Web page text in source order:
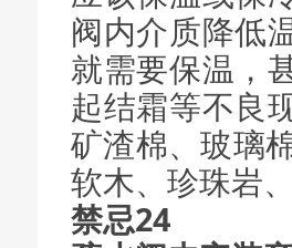
阀内介质降低
就需要保温，
起结霜等不良
矿渣棉、玻璃
软木、珍珠岩
禁忌24